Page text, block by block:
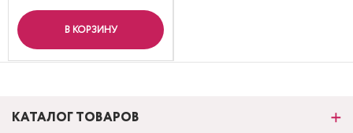
В КОРЗИНУ
КАТАЛОГ ТОВАРОВ